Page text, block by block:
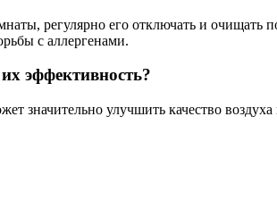
регулярно его отключать и очищать
с аллергенами.
эффективность?
значительно улучшить качество